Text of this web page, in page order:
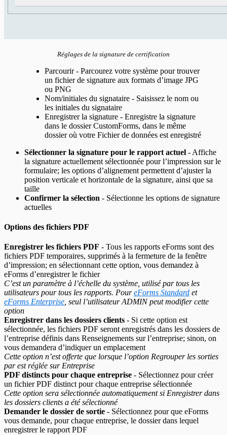
Réglages de la signature de certification
Parcourir - Parcourez votre système pour trouver
un fichier de signature aux formats d’image JPG
ou PNG
Nom/initiales du signataire - Saisissez le nom ou
les initiales du signataire
Enregistrer la signature - Enregistre la signature
dans le dossier CustomForms, dans le même
dossier où votre Fichier de données est enregistré
Sélectionner la signature pour le rapport actuel - Affiche
la signature actuellement sélectionnée pour l’impression sur le
formulaire; les options d’alignement permettent d’ajuster la
position verticale et horizontale de la signature, ainsi que sa
taille
Confirmer la sélection - Sélectionne les options de signature
actuelles
Options des fichiers PDF
Enregistrer les fichiers PDF - Tous les rapports eForms sont des
fichiers PDF temporaires, supprimés à la fermeture de la fenêtre
d’impression; en sélectionnant cette option, vous demandez à
eForms d’enregistrer le fichier
C’est un paramètre à l’échelle du système, utilisé par tous les
utilisateurs pour tous les rapports. PoureForms Standard et
eForms Enterprise , seul l’utilisateur ADMIN peut modifier cette
option
Enregistrer dans les dossiers clients - Si cette option est
sélectionnée, les fichiers PDF seront enregistrés dans les dossiers de
l’entreprise définis dans Renseignements sur l’entreprise; sinon, on
vous demandera d’indiquer un emplacement
Cette option n’est offerte que lorsque l’option Regrouper les sorties
par est réglée sur Entreprise
PDF distincts pour chaque entreprise - Sélectionnez pour créer
un fichier PDF distinct pour chaque entreprise sélectionnée
Cette option sera sélectionnée automatiquement si Enregistrer dans
les dossiers clients a été sélectionné
Demander le dossier de sortie - Sélectionnez pour que eForms
vous demande, pour chaque entreprise, le dossier dans lequel
enregistrer le rapport PDF